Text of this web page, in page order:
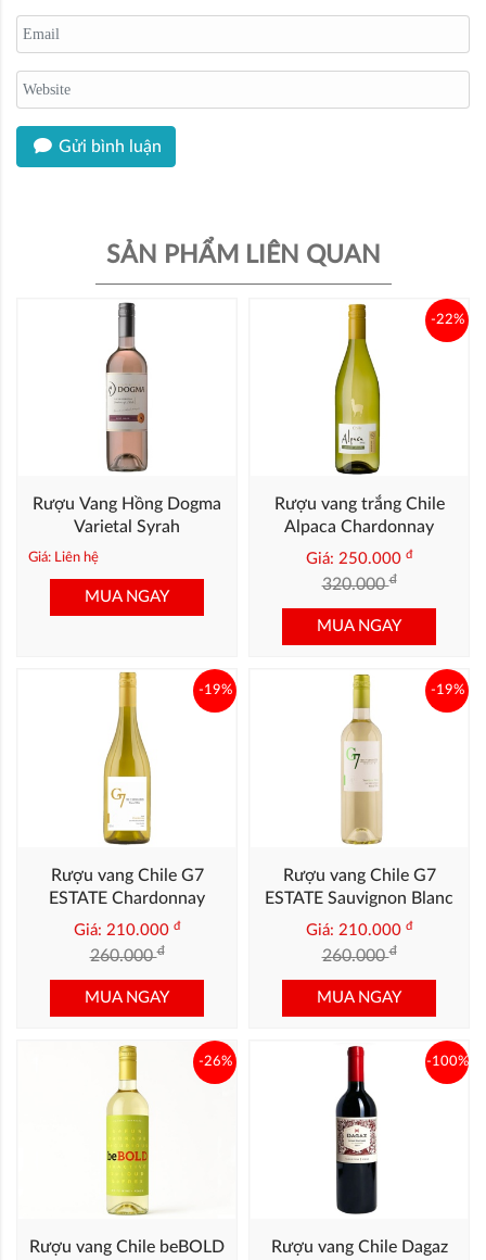
Gửi bình luận
SẢN PHẨM LIÊN QUAN
Rượu Vang Hồng Dogma
Varietal Syrah
Giá: Liên hệ
MUA NGAY
Rượu vang trắng Chile
Alpaca Chardonnay
Giá: 250.000 đ
320.000đ
-22%
MUA NGAY
Rượu vang Chile G7
ESTATE Chardonnay
Giá: 210.000 đ
260.000đ
-19%
MUA NGAY
Rượu vang Chile G7
ESTATE Sauvignon Blanc
Giá: 210.000 đ
260.000đ
-19%
MUA NGAY
Rượu vang Chile beBOLD
-26%
Rượu vang Chile Dagaz
-100%